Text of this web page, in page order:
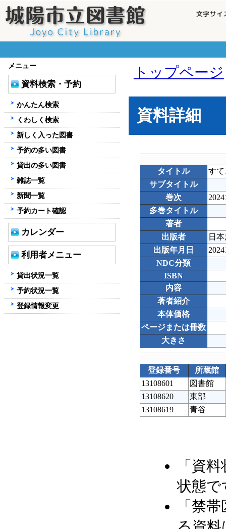
トップページ
資料詳細
タイトル
す
サブタイトル
巻次
多巻タイトル
著者
出版者
日
出版年月日
NDC分類
ISBN
内容
著者紹介
本体価格
ページまたは冊数
大きさ
登録番号
所蔵館
13108601
図書館
13108620
東部
13108619
青谷
「資
状態で
「禁
メニュー
資料検索・予約
かんたん検索
くわしく検索
新しく入った図書
予約の多い図書
貸出の多い図書
雑誌一覧
新聞一覧
予約カート確認
カレンダー
利用者メニュー
貸出状況一覧
予約状況一覧
登録情報変更